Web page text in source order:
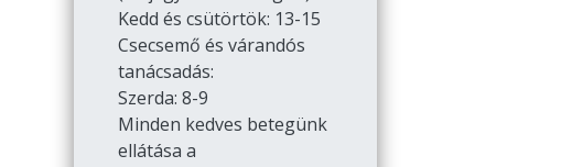
Kedd és csütörtök: 13-15
Csecsemő és várandós
tanácsadás:
Szerda: 8-9
Minden kedves betegünk
ellátása a